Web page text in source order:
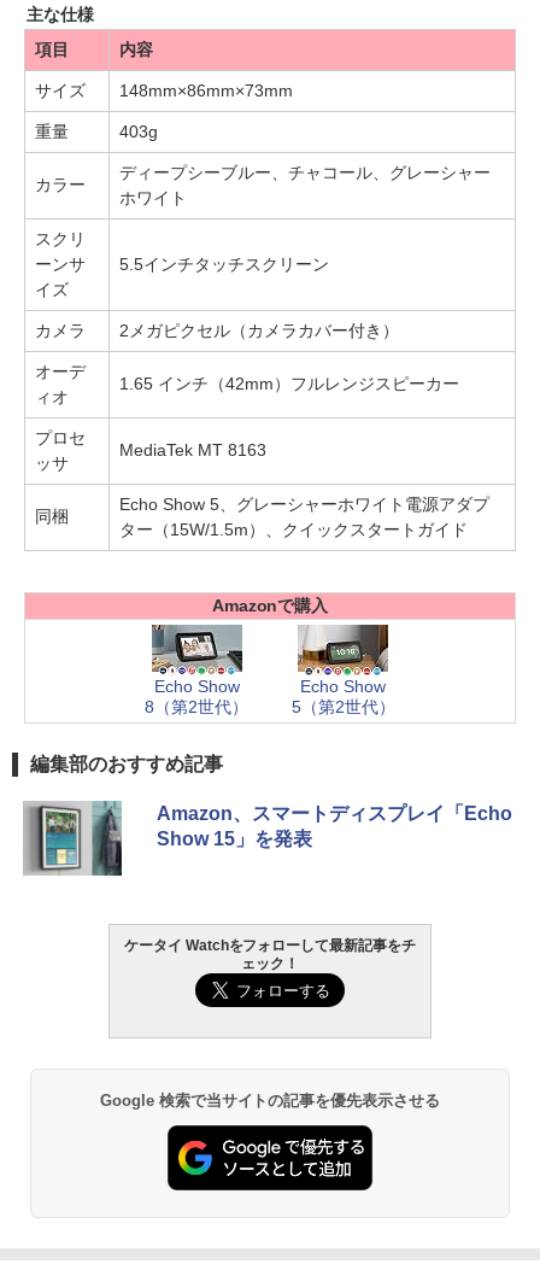
主な仕様
項目
内容
サイズ 148mm×86mm×73mm
重量 403g
カラー
ディープシーブルー、チャコール、グレーシャー
ホワイト
スクリ
ーンサ
イズ
5.5インチタッチスクリーン
カメラ 2メガピクセル（カメラカバー付き）
オーデ
ィオ
1.65 インチ（42mm）フルレンジスピーカー
プロセ
ッサ
MediaTek MT 8163
同梱
Echo Show 5、グレーシャーホワイト電源アダプ
ター（15W/1.5m）、クイックスタートガイド
Amazonで購入
Echo Show
8（第2世代）
Echo Show
5（第2世代）
編集部のおすすめ記事
Amazon、スマートディスプレイ「Echo
Show 15」を発表
ケータイ Watchをフォローして最新記事をチ
ェック！
Google 検索で当サイトの記事を優先表示させる